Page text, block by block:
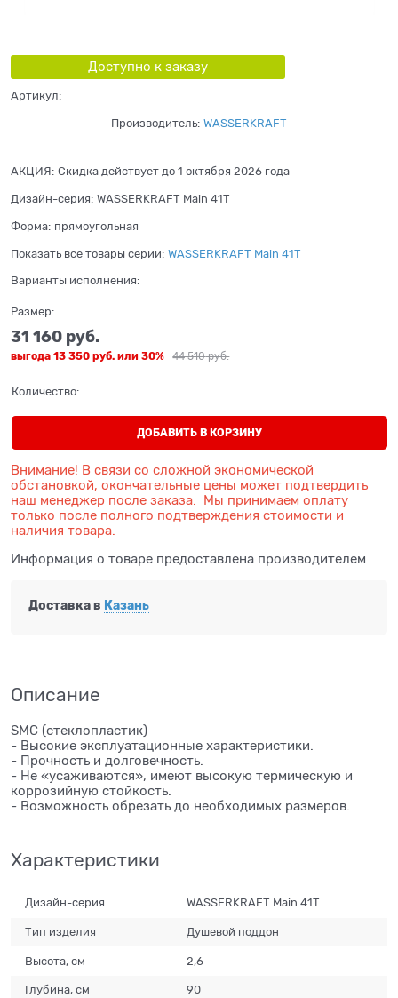
Доступно к заказу
Артикул:
Производитель: WASSERKRAFT
АКЦИЯ: Скидка действует до 1 октября 2026 года
Дизайн-серия: WASSERKRAFT Main 41T
Форма: прямоугольная
Показать все товары серии: WASSERKRAFT Main 41T
Варианты исполнения:
Размер:
44 510 руб.
31 160 руб.
выгода 13 350 руб. или 30%
Количество:
ДОБАВИТЬ В КОРЗИНУ
Внимание! В связи со сложной экономической
обстановкой, окончательные цены может подтвердить
наш менеджер после заказа. Мы принимаем оплату
только после полного подтверждения стоимости и
наличия товара.
Информация о товаре предоставлена производителем
Доставка в Казань
Описание
SMC (стеклопластик)
- Высокие эксплуатационные характеристики.
- Прочность и долговечность.
- Не «усаживаются», имеют высокую термическую и
коррозийную стойкость.
- Возможность обрезать до необходимых размеров.
Характеристики
Дизайн-серия WASSERKRAFT Main 41T
Тип изделия Душевой поддон
Высота, см 2,6
Глубина, см 90